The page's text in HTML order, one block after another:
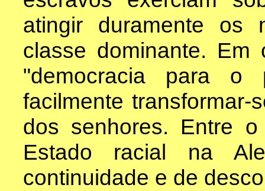
atingir duramente os
classe dominante.
"democracia para o
facilmente
dos senhores. Entre
Estado racial na
continuidade e de